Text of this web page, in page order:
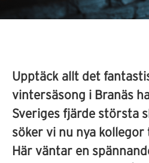
Upptäck allt det
vintersäsong i Branäs
Sveriges fjärde största
söker vi nu nya
Här väntar en